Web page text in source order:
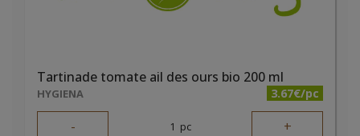
Tartinade tomate ail des ours bio 200 ml
HYGIENA 3.67€/pc
- 1 pc +